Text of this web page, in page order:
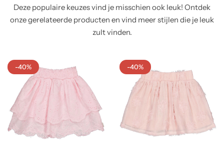
Deze populaire keuzes vind je misschien ook leuk! Ontdek
onze gerelateerde producten en vind meer stijlen die je leuk
zult vinden.
-40% -40%